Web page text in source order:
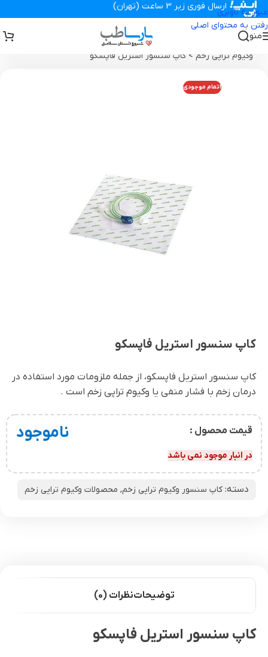
عبور به ناوبری
رفتن به محتوای اصلی
ارسال فوری زیر 3 ساعت (تهران)
منو
تجهیزات پزشکی پارساطب محصولات وکیوم تراپی زخم
وکیوم تراپی زخم > کاپ سنسور استریل فاپسکو
اتمام موجودی
کاپ سنسور استریل فاپسکو
کاپ سنسور استریل فاپسکو، از جمله ملزومات مورد استفاده در
درمان زخم با فشار منفی یا وکیوم تراپی زخم است .
قیمت محصول : ناموجود
در انبار موجود نمی باشد
دسته: کاپ سنسور وکیوم تراپی زخم, محصولات وکیوم تراپی زخم
توضیحاتنظرات (0)
کاپ سنسور استریل فاپسکو